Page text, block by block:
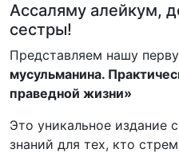
Ассаляму алейкум,
сестры!
Представляем нашу
мусульманина.
праведной жизни»
Это уникальное издание
знаний для тех, кто